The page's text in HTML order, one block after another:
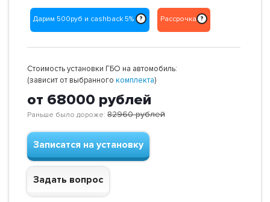
Дарим 500руб и cashback 5% ? Рассрочка ?
Стоимость установки ГБО на автомобиль:
(зависит от выбранного комплекта)
от 68000 рублей
Раньше было дороже: 82960рублей
Записатся на установку
Задать вопрос